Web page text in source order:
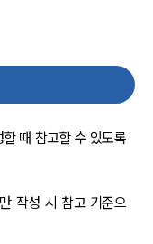
때 참고할 수 있도록
작성 시 참고 기준으